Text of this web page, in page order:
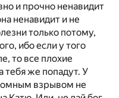
и прочно ненавидит
ненавидит и не
только потому,
ибо если у того
то все плохие
тебя же попадут. У
взрывом не